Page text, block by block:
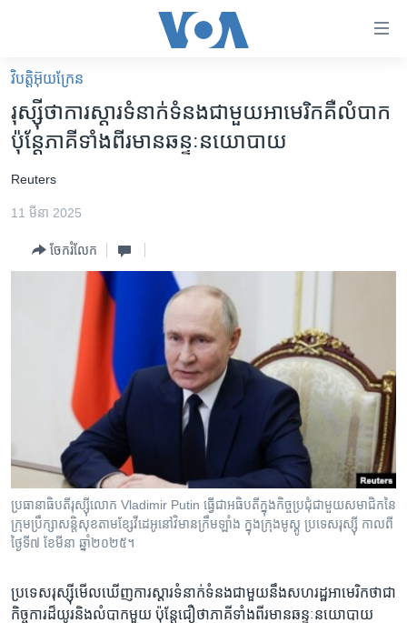
គេហទំព័រ​
ទាក់ទង
រំលង​
និង​
ទំព័រ​
ទៅ​
កាន់​
កម្ពុជា
អន្តរជាតិ
កម្ពុជាច្នៃប្រតិដ្ឋ
ព្រឹត្តិការណ៍ព័ត៌មាន
ទូរទស្សន៍ / វីដេអូ​
វិទ្យុ / ផតខាសថ៍
កម្មវិធីទាំងអស់
Khmer English
បណ្តាញ​សង្គម
វិបត្តិអ៊ុយក្រែន
រុស្ស៊ី​ថា​ការ​ស្ដារ​ទំនាក់ទំនង​ជាមួយ​អាមេរិក​គឺ​លំបាក
ប៉ុន្តែ​ភាគី​ទាំងពីរ​មាន​ឆន្ទៈ​នយោបាយ
​Reuters
11 មីនា 2025
ចែករំលែក
ប្រធានាធិបតី​រុស្ស៊ីលោក Vladimir Putin ធ្វើ​ជា​អធិបតី​ក្នុង​កិច្ច​ប្រជុំ​ជាមួយ​សមាជិក​នៃ​
ក្រុម​ប្រឹក្សា​សន្តិសុខ​តាម​ខ្សែ​វីដេអូ​នៅ​វិមាន​ក្រឹមឡាំង ក្នុង​ក្រុង​មូស្គូ ប្រទេស​រុស្ស៊ី កាលពី​
ថ្ងៃទី៧ ខែមីនា ឆ្នាំ២០២៥។
ប្រទេស​រុស្ស៊ី​មើលឃើញ​ការ​ស្ដារ​ទំនាក់ទំនង​ជាមួយ​នឹង​សហរដ្ឋ​អាមេរិក​ថា​ជា​
កិច្ចការ​ដ៏​យូរ​និង​លំបាក​មួយ ប៉ុន្តែ​ជឿ​ថា​ភាគី​ទាំងពីរ​មាន​ឆន្ទៈ​នយោបាយ​